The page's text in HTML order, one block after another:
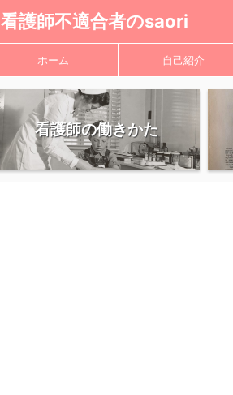
看護師不適合者のsaori
ホーム 自己紹介
看護師の働きかた